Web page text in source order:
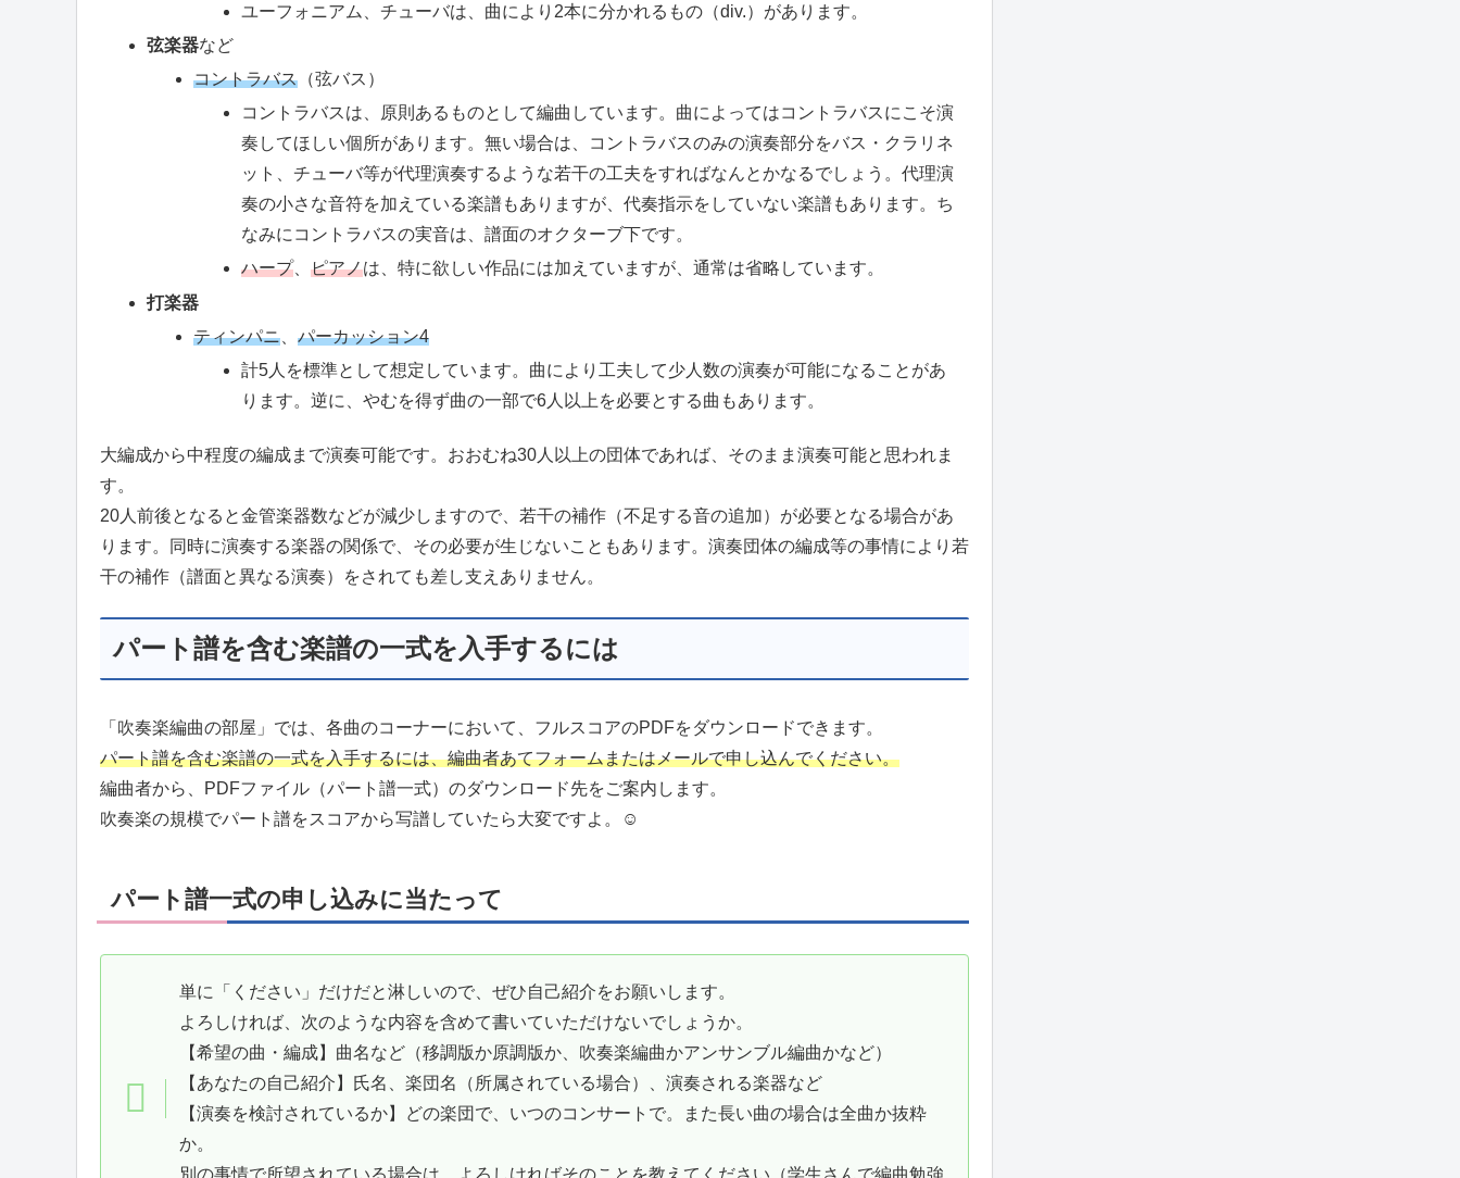
ユーフォニアム、チューバは、曲により2本に分かれるもの（div.）があります。
弦楽器など
コントラバス （弦バス）
コントラバスは、原則あるものとして編曲しています。曲によってはコントラバスにこそ演
奏してほしい個所があります。無い場合は、コントラバスのみの演奏部分をバス・クラリネ
ット、チューバ等が代理演奏するような若干の工夫をすればなんとかなるでしょう。代理演
奏の小さな音符を加えている楽譜もありますが、代奏指示をしていない楽譜もあります。ち
なみにコントラバスの実音は、譜面のオクターブ下です。
ハープ、 ピアノは、特に欲しい作品には加えていますが、通常は省略しています。
打楽器
ティンパニ 、パーカッション4
計5人を標準として想定しています。曲により工夫して少人数の演奏が可能になることがあ
ります。逆に、やむを得ず曲の一部で6人以上を必要とする曲もあります。
大編成から中程度の編成まで演奏可能です。おおむね30人以上の団体であれば、そのまま演奏可能と思われま
す。
20人前後となると金管楽器数などが減少しますので、若干の補作（不足する音の追加）が必要となる場合があ
ります。同時に演奏する楽器の関係で、その必要が生じないこともあります。演奏団体の編成等の事情により若
干の補作（譜面と異なる演奏）をされても差し支えありません。
パート譜を含む楽譜の一式を入手するには
「吹奏楽編曲の部屋」では、各曲のコーナーにおいて、フルスコアのPDFをダウンロードできます。
パート譜を含む楽譜の一式を入手するには、編曲者あてフォームまたはメールで申し込んでください。
編曲者から、PDFファイル（パート譜一式）のダウンロード先をご案内します。
吹奏楽の規模でパート譜をスコアから写譜していたら大変ですよ。☺️
パート譜一式の申し込みに当たって
単に「ください」だけだと淋しいので、ぜひ自己紹介をお願いします。
よろしければ、次のような内容を含めて書いていただけないでしょうか。
【希望の曲・編成】曲名など（移調版か原調版か、吹奏楽編曲かアンサンブル編曲かなど）
【あなたの自己紹介】氏名、楽団名（所属されている場合）、演奏される楽器など
【演奏を検討されているか】どの楽団で、いつのコンサートで。また長い曲の場合は全曲か抜粋
か。
別の事情で所望されている場合は、よろしければそのことを教えてください（学生さんで編曲勉強